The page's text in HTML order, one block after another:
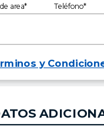
area* Teléfono*
y